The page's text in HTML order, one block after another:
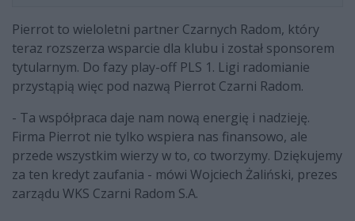
Pierrot to wieloletni partner Czarnych Radom, który
teraz rozszerza wsparcie dla klubu i został sponsorem
tytularnym. Do fazy play-off PLS 1. Ligi radomianie
przystąpią więc pod nazwą Pierrot Czarni Radom.
- Ta współpraca daje nam nową energię i nadzieję.
Firma Pierrot nie tylko wspiera nas finansowo, ale
przede wszystkim wierzy w to, co tworzymy. Dziękujemy
za ten kredyt zaufania - mówi Wojciech Żaliński, prezes
zarządu WKS Czarni Radom S.A.